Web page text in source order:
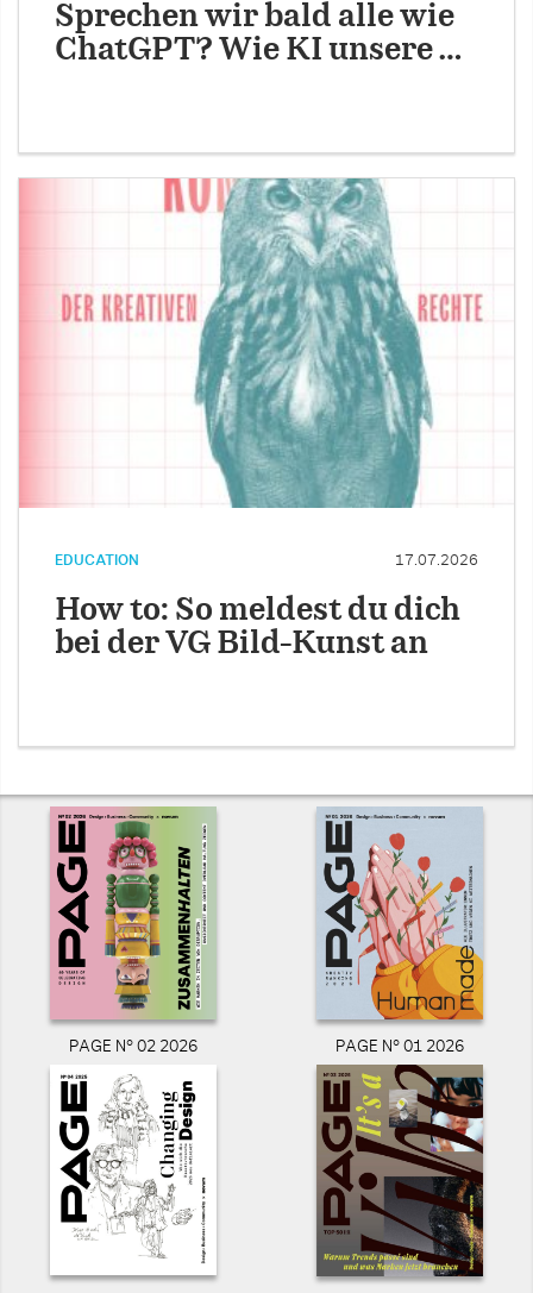
Sprechen wir bald alle wie
ChatGPT? Wie KI unsere …
EDUCATION 17.07.2026
How to: So meldest du dich
bei der VG Bild-Kunst an
PAGE N° 02 2026 PAGE N° 01 2026